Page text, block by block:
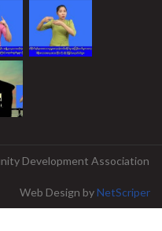
Development Association
Web Design byNetScriper